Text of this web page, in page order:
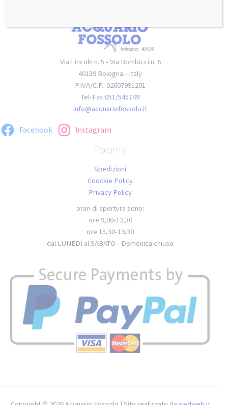
Via Lincoln n. 5 - Via Bombicci n. 6
40139 Bologna - Italy
P.IVA/C.F.: 02607991201
Tel-Fax 051/545749
info@acquariofossolo.it
Facebook Instagram
Pagine
Spedizioni
Coockie Policy
Privacy Policy
orari di apertura sono:
ore 9,00-12,30
ore 15,30-19,30
dal LUNEDI al SABATO - Domenica chiuso